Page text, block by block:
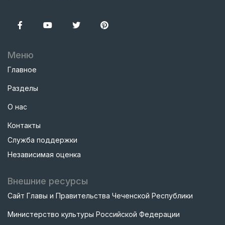
Меню
Главное
Разделы
О нас
Контакты
Служба поддержки
Независимая оценка
Внешние ресурсы
Сайт Главы и Правительства Чеченской Республики
Министерство культуры Российской Федерации